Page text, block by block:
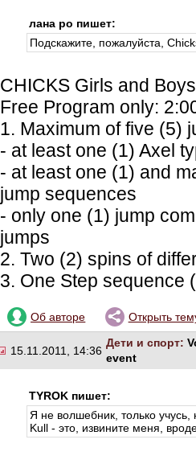
лана ро пишет:
Подскажите, пожалуйста,
CHICKS Girls and
Free Program only:
1. Maximum of five (5)
- at least one (1) Axel
- at least one (1) and
jump sequences
- only one (1) jump
jumps
2. Two (2) spins of
3. One Step sequence
Об авторе Открыть
15.11.2011, 14:36
Дети и спорт:
event
TYROK пишет:
Я не волшебник, только
Kull - это, извините меня,